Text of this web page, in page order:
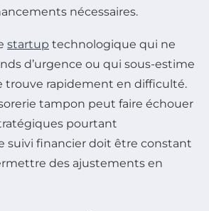
nécessaires.
startup technologique qui ne
d’urgence ou qui sous-estime
trouve rapidement en difficulté.
tampon peut faire échouer
pourtant
suivi financier doit être constant
des ajustements en